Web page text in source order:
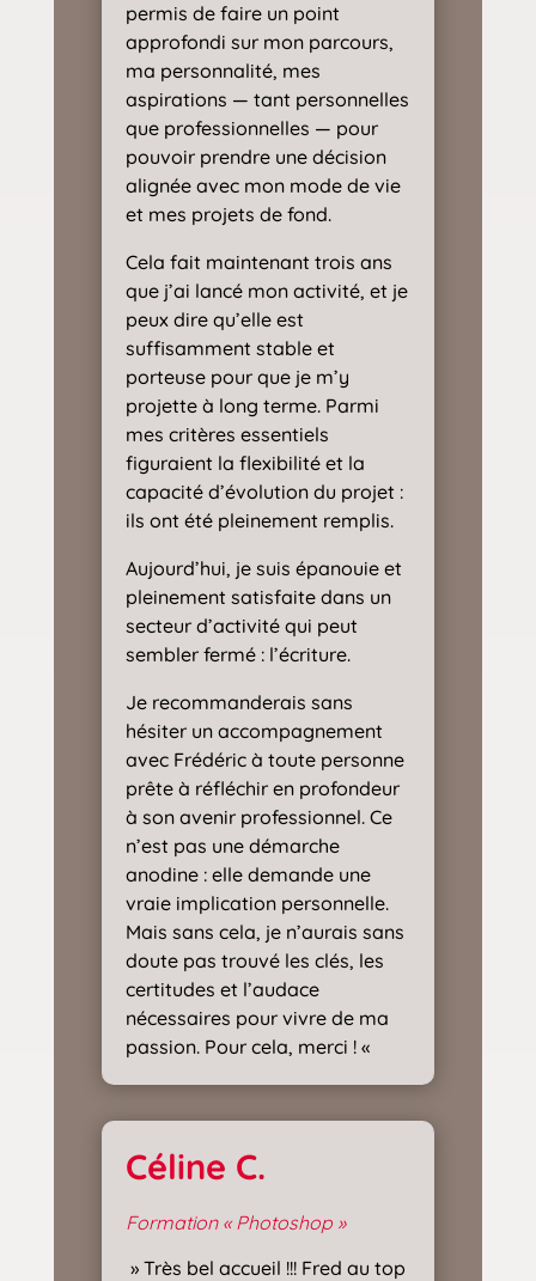
permis de faire un point
approfondi sur mon parcours,
ma personnalité, mes
aspirations — tant personnelles
que professionnelles — pour
pouvoir prendre une décision
alignée avec mon mode de vie
et mes projets de fond.
Cela fait maintenant trois ans
que j’ai lancé mon activité, et je
peux dire qu’elle est
suffisamment stable et
porteuse pour que je m’y
projette à long terme. Parmi
mes critères essentiels
figuraient la flexibilité et la
capacité d’évolution du projet :
ils ont été pleinement remplis.
Aujourd’hui, je suis épanouie et
pleinement satisfaite dans un
secteur d’activité qui peut
sembler fermé : l’écriture.
Je recommanderais sans
hésiter un accompagnement
avec Frédéric à toute personne
prête à réfléchir en profondeur
à son avenir professionnel. Ce
n’est pas une démarche
anodine : elle demande une
vraie implication personnelle.
Mais sans cela, je n’aurais sans
doute pas trouvé les clés, les
certitudes et l’audace
nécessaires pour vivre de ma
passion. Pour cela, merci ! «
Céline C.
Formation « Photoshop »
» Très bel accueil !!! Fred au top